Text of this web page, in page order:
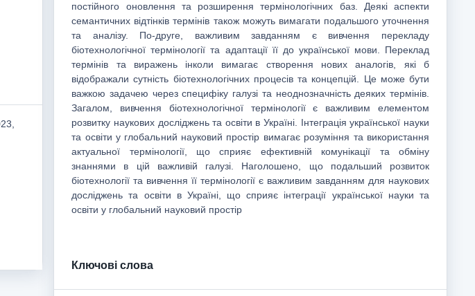
постійного оновлення та розширення термінологічних баз. Деякі аспекти
семантичних відтінків термінів також можуть вимагати подальшого уточнення
та аналізу. По-друге, важливим завданням є вивчення перекладу
біотехнологічної термінології та адаптації її до української мови. Переклад
термінів та виражень інколи вимагає створення нових аналогів, які б
відображали сутність біотехнологічних процесів та концепцій. Це може бути
важкою задачею через специфіку галузі та неоднозначність деяких термінів.
Загалом, вивчення біотехнологічної термінології є важливим елементом
розвитку наукових досліджень та освіти в Україні. Інтеграція української науки
та освіти у глобальний науковий простір вимагає розуміння та використання
актуальної термінології, що сприяє ефективній комунікації та обміну
знаннями в цій важливій галузі. Наголошено, що подальший розвиток
біотехнології та вивчення її термінології є важливим завданням для наукових
досліджень та освіти в Україні, що сприяє інтеграції української науки та
освіти у глобальний науковий простір
Ключові слова